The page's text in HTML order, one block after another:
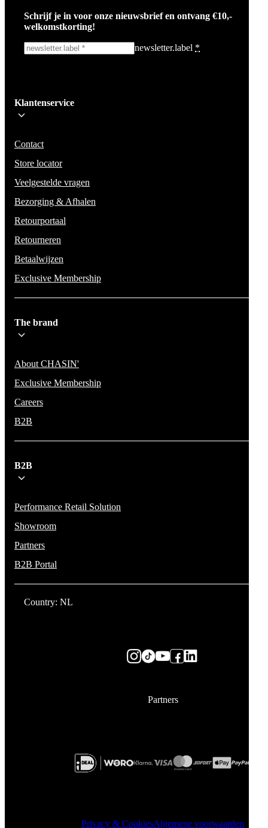
Schrijf je in voor onze nieuwsbrief en ontvang €10,-
welkomstkorting!
newsletter.label *
Wees op de hoogte voor het laatste nieuws, campagnes en acties. We
mail niet delen en geen spam verzenden.
Klantenservice
Contact
Store locator
Veelgestelde vragen
Bezorging & Afhalen
Retourportaal
Retourneren
Betaalwijzen
Exclusive Membership
The brand
About CHASIN'
Exclusive Membership
Careers
B2B
B2B
Performance Retail Solution
Showroom
Partners
B2B Portal
Country: NL
Partners
Privacy & CookiesAlgemene voorwaarden